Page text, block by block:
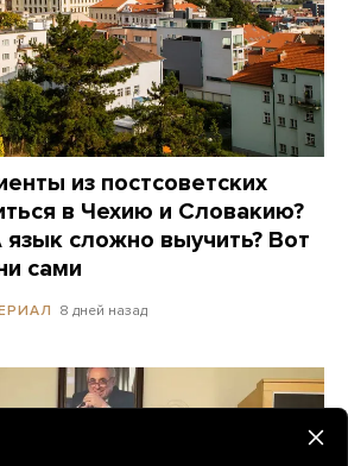
из постсоветских
в Чехию и Словакию?
сложно выучить? Вот
сами
8 дней назад